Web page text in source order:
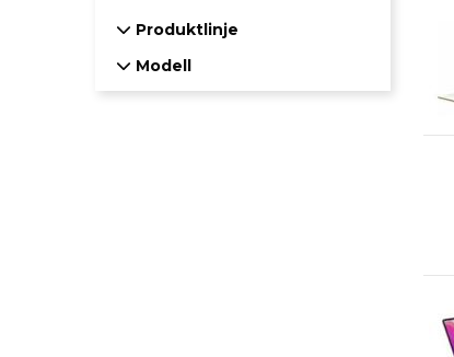
Produktlinje
Produktlinje
Modell